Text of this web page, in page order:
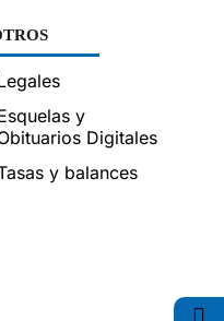
y
Digitales
y balances